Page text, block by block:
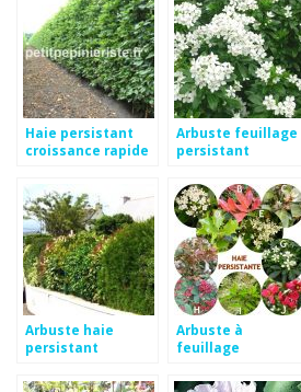
Haie persistant
croissance rapide
Arbuste feuillage
persistant
Arbuste haie
persistant
Arbuste à
feuillage
croissance rapide